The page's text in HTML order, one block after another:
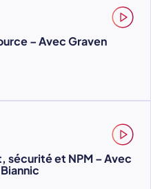
– Avec Graven
sécurité et NPM – Avec